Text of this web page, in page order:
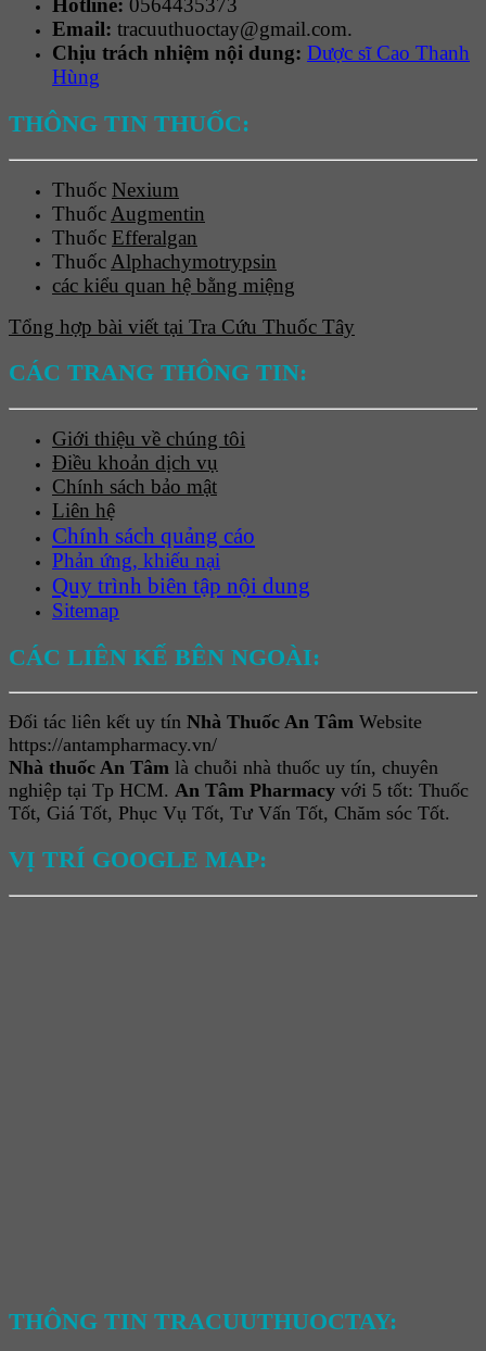
Hotline: 0564435373
Email: tracuuthuoctay@gmail.com.
Chịu trách nhiệm nội dung: Dược sĩ Cao Thanh
Hùng
THÔNG TIN THUỐC:
Thuốc Nexium
Thuốc Augmentin
Thuốc Efferalgan
Thuốc Alphachymotrypsin
các kiểu quan hệ bằng miệng
Tổng hợp bài viết tại Tra Cứu Thuốc Tây
CÁC TRANG THÔNG TIN:
Giới thiệu về chúng tôi
Điều khoản dịch vụ
Chính sách bảo mật
Liên hệ
Chính sách quảng cáo
Phản ứng, khiếu nại
Quy trình biên tập nội dung
Sitemap
CÁC LIÊN KẾ BÊN NGOÀI:
Đối tác liên kết uy tín Nhà Thuốc An Tâm Website
https://antampharmacy.vn/
Nhà thuốc An Tâm là chuỗi nhà thuốc uy tín, chuyên
nghiệp tại Tp HCM. An Tâm Pharmacy với 5 tốt: Thuốc
Tốt, Giá Tốt, Phục Vụ Tốt, Tư Vấn Tốt, Chăm sóc Tốt.
VỊ TRÍ GOOGLE MAP:
THÔNG TIN TRACUUTHUOCTAY: